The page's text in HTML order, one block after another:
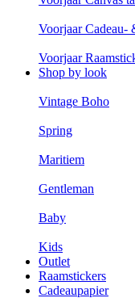
Voorjaar Cadeau-
Voorjaar
Shop by look
Vintage Boho
Spring
Maritiem
Gentleman
Baby
Kids
Outlet
Raamstickers
Cadeaupapier